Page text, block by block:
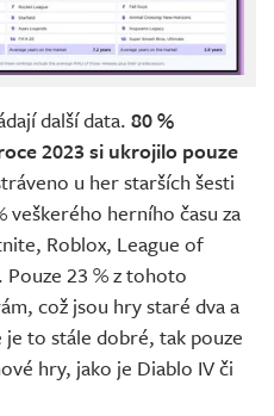
další data. 80 %
2023 si ukrojilo pouze
u her starších šesti
herního času za
Roblox, League of
Pouze 23 % z tohoto
což jsou hry staré dva a
to stále dobré, tak pouze
hry, jako je Diablo IV či